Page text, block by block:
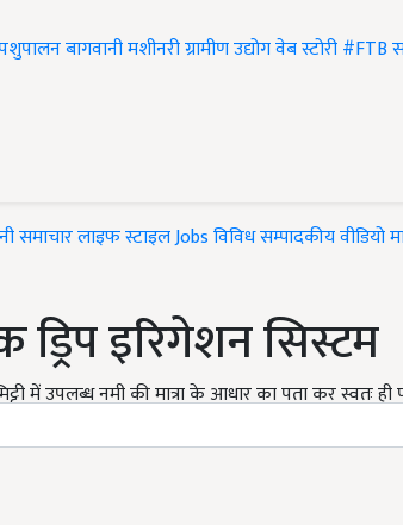
बागवानीमशीनरीग्रामीण उद्योगवेब स्टोरी#FTB
समाचारलाइफ स्टाइलJobsविविधसम्पादकीयवीडियो
इरिगेशन सिस्टम
में उपलब्ध नमी की मात्रा के आधार का पता कर स्वतः ही